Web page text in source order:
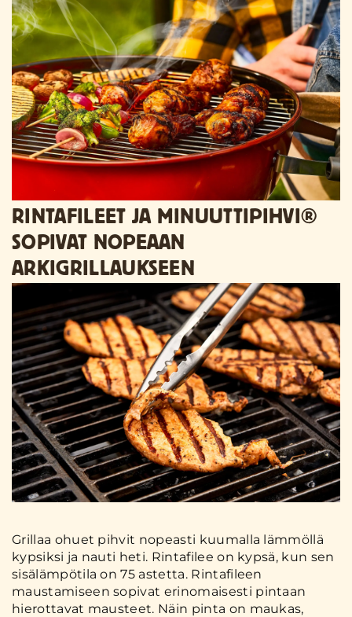
RINTAFILEET JA MINUUTTIPIHVI®
SOPIVAT NOPEAAN
ARKIGRILLAUKSEEN
Grillaa ohuet pihvit nopeasti kuumalla lämmöllä
kypsiksi ja nauti heti. Rintafilee on kypsä, kun sen
sisälämpötila on 75 astetta. Rintafileen
maustamiseen sopivat erinomaisesti pintaan
hierottavat mausteet. Näin pinta on maukas,